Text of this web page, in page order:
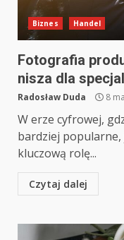
Biznes Handel
Fotografia
nisza dla
Radosław Duda 8
W erze cyfrowej,
bardziej
kluczową rolę...
Czytaj dalej